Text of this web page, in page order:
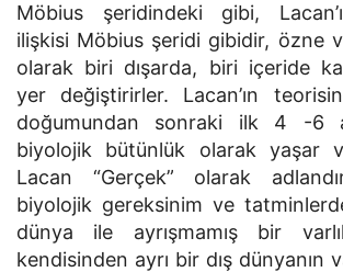
Möbius şeridindeki gibi,
ilişkisi Möbius şeridi gibidir, özne
olarak biri dışarda, biri içeride
yer değiştirirler. Lacan’ın
doğumundan sonraki ilk 4 -6
biyolojik bütünlük olarak yaşar
Lacan “Gerçek” olarak
biyolojik gereksinim ve
dünya ile ayrışmamış bir
kendisinden ayrı bir dış dünyanın